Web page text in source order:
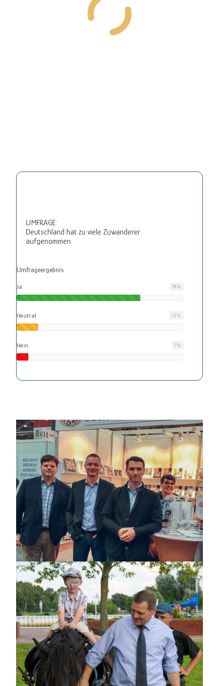
UMFRAGE:
Deutschland hat zu viele Zuwanderer
aufgenommen
Umfrageergebnis
Ja 74%
Neutral 13%
Nein 7%